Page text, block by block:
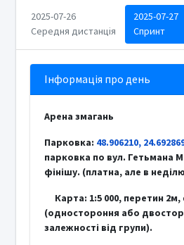
2025-07-26
Середня дистанція
2025-07-27
Спринт
Інформація про день
Арена змагань
Парковка: 48.906210,
парковка по вул. Гетьмана
фінішу. (платна, але в
Карта: 1:5 000, перетин
(одностороння або
залежності від групи).